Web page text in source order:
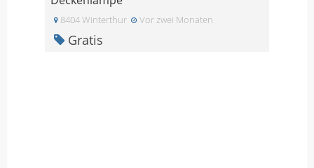
8404 Winterthur Vor zwei Monaten
Gratis